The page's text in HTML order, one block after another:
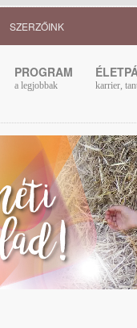
SZERZŐINK
PROGRAM
a legjobbak karrier,